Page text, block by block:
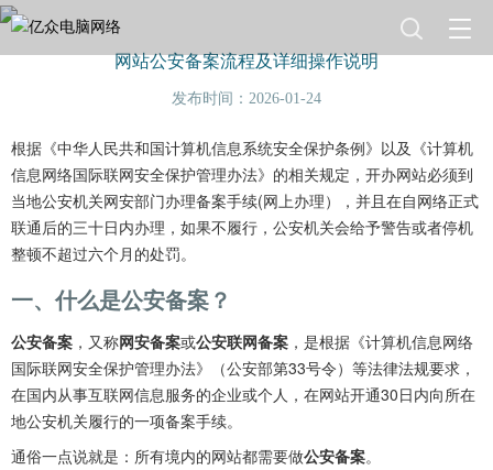
网站公安备案流程及详细操作说明
发布时间：2026-01-24
根据《中华人民共和国计算机信息系统安全保护条例》以及《计算机
信息网络国际联网安全保护管理办法》的相关规定，开办网站必须到
当地公安机关网安部门办理备案手续(网上办理），并且在自网络正式
联通后的三十日内办理，如果不履行，公安机关会给予警告或者停机
整顿不超过六个月的处罚。
一、什么是公安备案？
公安备案 ，又称网安备案或公安联网备案 ，是根据《计算机信息网络
国际联网安全保护管理办法》（公安部第33号令）等法律法规要求，
在国内从事互联网信息服务的企业或个人，在网站开通30日内向所在
地公安机关履行的一项备案手续。
通俗一点说就是：所有境内的网站都需要做公安备案。